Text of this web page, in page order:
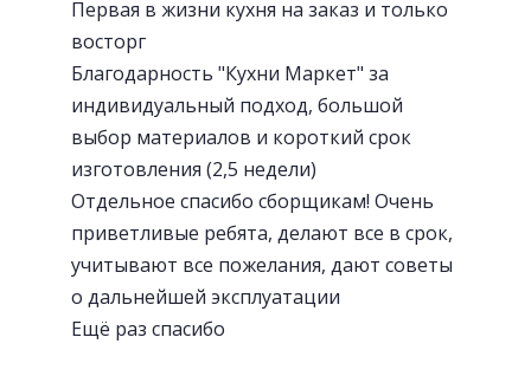
Первая в жизни кухня на заказ и только
восторг
Благодарность "Кухни Маркет" за
индивидуальный подход, большой
выбор материалов и короткий срок
изготовления (2,5 недели)
Отдельное спасибо сборщикам! Очень
приветливые ребята, делают все в срок,
учитывают все пожелания, дают советы
о дальнейшей эксплуатации
Ещё раз спасибо